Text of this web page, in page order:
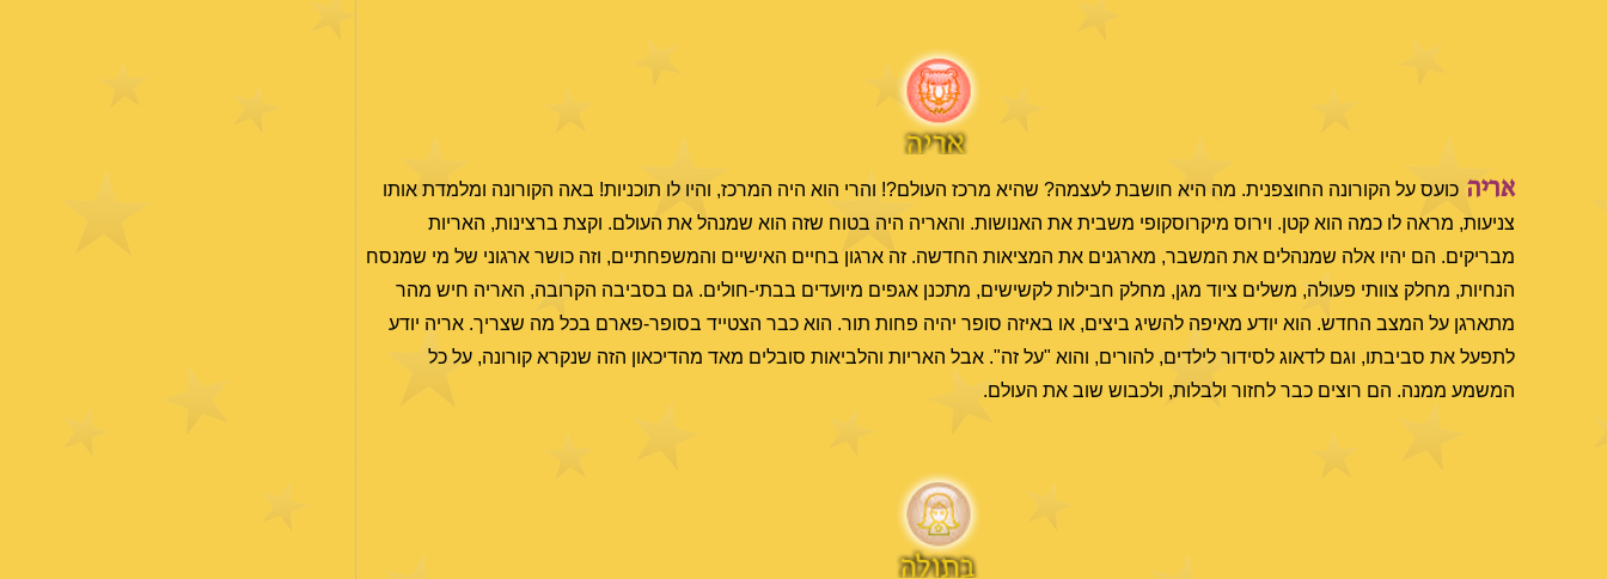
אריה כועס על הקורונה החוצפנית. מה היא חושבת לעצמה? שהיא מרכז העולם?! והרי הוא היה המרכז, והיו לו תוכניות! באה הקורונה ומלמדת אותו
צניעות, מראה לו כמה הוא קטן. וירוס מיקרוסקופי משבית את האנושות. והאריה היה בטוח שזה הוא שמנהל את העולם. וקצת ברצינות, האריות
מבריקים. הם יהיו אלה שמנהלים את המשבר, מארגנים את המציאות החדשה. זה ארגון בחיים האישיים והמשפחתיים, וזה כושר ארגוני של מי שמנסח
הנחיות, מחלק צוותי פעולה, משלים ציוד מגן, מחלק חבילות לקשישים, מתכנן אגפים מיועדים בבתי-חולים. גם בסביבה הקרובה, האריה חיש מהר
מתארגן על המצב החדש. הוא יודע מאיפה להשיג ביצים, או באיזה סופר יהיה פחות תור. הוא כבר הצטייד בסופר-פארם בכל מה שצריך. אריה יודע
לתפעל את סביבתו, וגם לדאוג לסידור לילדים, להורים, והוא "על זה". אבל האריות והלביאות סובלים מאד מהדיכאון הזה שנקרא קורונה, על כל
המשמע ממנה. הם רוצים כבר לחזור ולבלות, ולכבוש שוב את העולם.